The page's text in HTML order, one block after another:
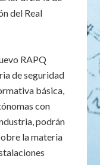
del Real
RAPQ
de seguridad
básica,
con
podrán
la materia